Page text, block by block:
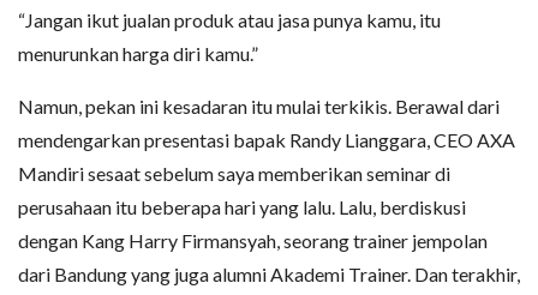
“Jangan ikut jualan produk atau jasa punya kamu, itu
menurunkan harga diri kamu.”
Namun, pekan ini kesadaran itu mulai terkikis. Berawal dari
mendengarkan presentasi bapak Randy Lianggara, CEO AXA
Mandiri sesaat sebelum saya memberikan seminar di
perusahaan itu beberapa hari yang lalu. Lalu, berdiskusi
dengan Kang Harry Firmansyah, seorang trainer jempolan
dari Bandung yang juga alumni Akademi Trainer. Dan terakhir,